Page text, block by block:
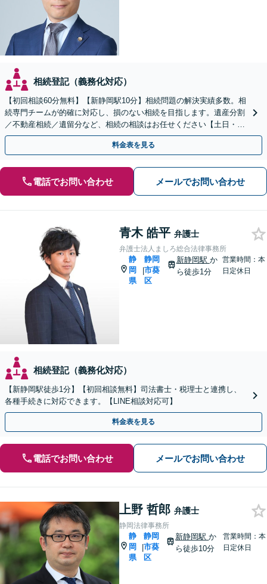
相続登記（義務化対応）
【初回相談60分無料】【新静岡駅10分】相続問題の解決実績多数。相
続専門チームが的確に対応し、損のない相続を目指します。遺産分割
／不動産相続／遺留分など、相続の相談はお任せください【土日・夜
間相談可】登記・税の申告などアフターフォローも対応
料金表を見る
電話でお問い合わせ メールでお問い合わせ
青木 皓平 弁護士
弁護士法人ましろ総合法律事務所
静
岡
県
|
静岡
市葵
区
新静岡駅 か
ら徒歩1分
営業時間：本
日定休日
相続登記（義務化対応）
【新静岡駅徒歩1分】【初回相談無料】司法書士・税理士と連携し、
各種手続きに対応できます。【LINE相談対応可】
料金表を見る
電話でお問い合わせ メールでお問い合わせ
上野 哲郎 弁護士
静岡法律事務所
静
岡
県
|
静岡
市葵
区
新静岡駅か
ら徒歩10分
営業時間：本
日定休日